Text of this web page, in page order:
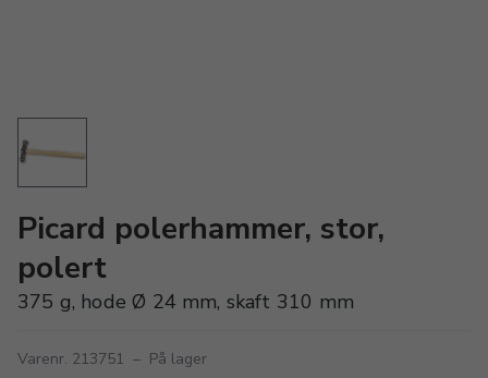
Picard polerhammer, stor,
polert
375 g, hode Ø 24 mm, skaft 310 mm
Varenr. 213751 – På lager